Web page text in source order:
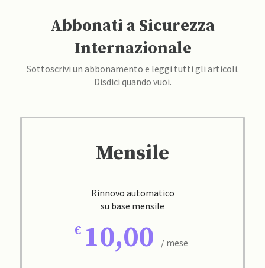
Abbonati a Sicurezza
Internazionale
Sottoscrivi un abbonamento e leggi tutti gli articoli.
Disdici quando vuoi.
Mensile
Rinnovo automatico
su base mensile
10,00 / mese